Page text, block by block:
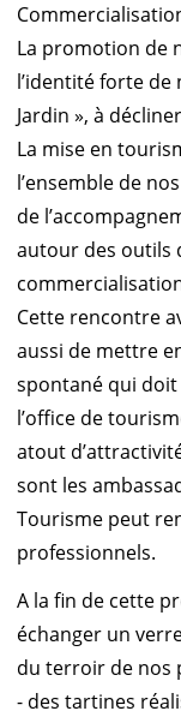
La promotion de
l’identité forte
Jardin », à
La mise en
l’ensemble de
de
autour des outils
Cette rencontre
aussi de mettre
spontané qui
l’office de
atout
sont les
Tourisme peut
professionnels.
A la fin de cette
échanger un
du terroir de nos
- des tartines